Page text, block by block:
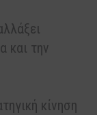
και την
κίνηση